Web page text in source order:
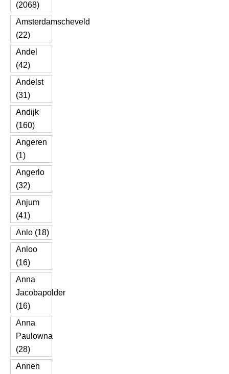
(2068)
Amsterdamscheveld
(22)
Andel
(42)
Andelst
(31)
Andijk
(160)
Angeren
(1)
Angerlo
(32)
Anjum
(41)
Anlo (18)
Anloo
(16)
Anna
Jacobapolder
(16)
Anna
Paulowna
(28)
Annen